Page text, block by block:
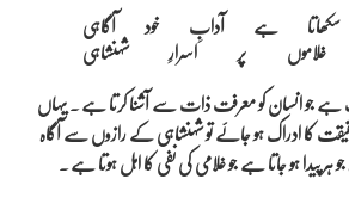
ہے آدابِ خود آگاہی
جو انسان کو معرفت ذات سے آشنا کرتا ہے ۔ یہاں
کا ادراک ہو جائے تو شہنشاہی کے رازوں سے آگاہ
پیدا ہو جاتا ہے جو غلامی کی نفی کا اہل ہوتا ہے ۔